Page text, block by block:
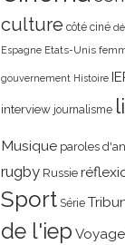
culture côté ciné
Espagne Etats-Unis
gouvernement Histoire
interview journalisme
Musique paroles
rugby Russie
Sport Série
de l'iep Voyage